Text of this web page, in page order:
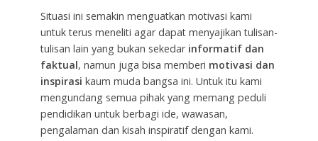
Situasi ini semakin menguatkan motivasi kami
untuk terus meneliti agar dapat menyajikan tulisan-
tulisan lain yang bukan sekedar informatif dan
faktual, namun juga bisa memberi motivasi dan
inspirasi kaum muda bangsa ini. Untuk itu kami
mengundang semua pihak yang memang peduli
pendidikan untuk berbagi ide, wawasan,
pengalaman dan kisah inspiratif dengan kami.